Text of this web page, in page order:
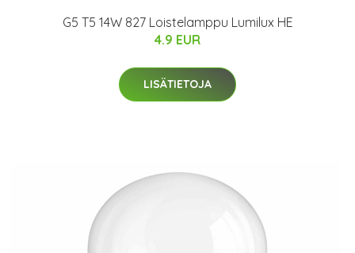
G5 T5 14W 827 Loistelamppu Lumilux HE
4.9 EUR
LISÄTIETOJA